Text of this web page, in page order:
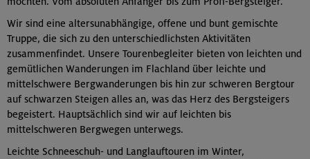
Wir sind eine altersunabhängige, offene und bunt gemischte
Truppe, die sich zu den unterschiedlichsten Aktivitäten
zusammenfindet. Unsere Tourenbegleiter bieten von leichten und
gemütlichen Wanderungen im Flachland über leichte und
mittelschwere Bergwanderungen bis hin zur schweren Bergtour
auf schwarzen Steigen alles an, was das Herz des Bergsteigers
begeistert. Hauptsächlich sind wir auf leichten bis
mittelschweren Bergwegen unterwegs.
Leichte Schneeschuh- und Langlauftouren im Winter,